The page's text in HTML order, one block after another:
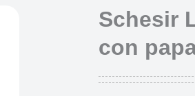
Schesir
con